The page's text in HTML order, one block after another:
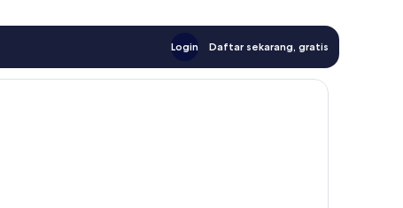
Login Daftar sekarang, gratis